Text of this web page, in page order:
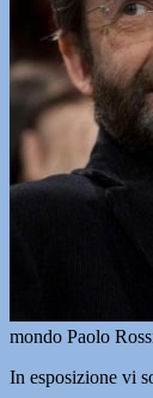
mondo Paolo
In esposizione vi